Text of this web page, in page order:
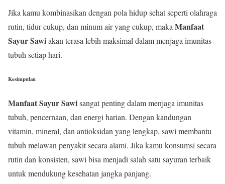
Jika kamu kombinasikan dengan pola hidup sehat seperti olahraga
rutin, tidur cukup, dan minum air yang cukup, maka Manfaat
Sayur Sawiakan terasa lebih maksimal dalam menjaga imunitas
tubuh setiap hari.
Kesimpulan
Manfaat Sayur Sawisangat penting dalam menjaga imunitas
tubuh, pencernaan, dan energi harian. Dengan kandungan
vitamin, mineral, dan antioksidan yang lengkap, sawi membantu
tubuh melawan penyakit secara alami. Jika kamu konsumsi secara
rutin dan konsisten, sawi bisa menjadi salah satu sayuran terbaik
untuk mendukung kesehatan jangka panjang.